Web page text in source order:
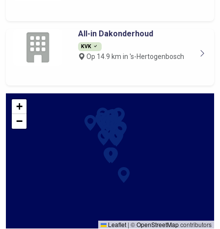
All-in Dakonderhoud
KVK
Op 14.9 km in 's-Hertogenbosch
+
−
Leaflet | ©OpenStreetMapcontributors